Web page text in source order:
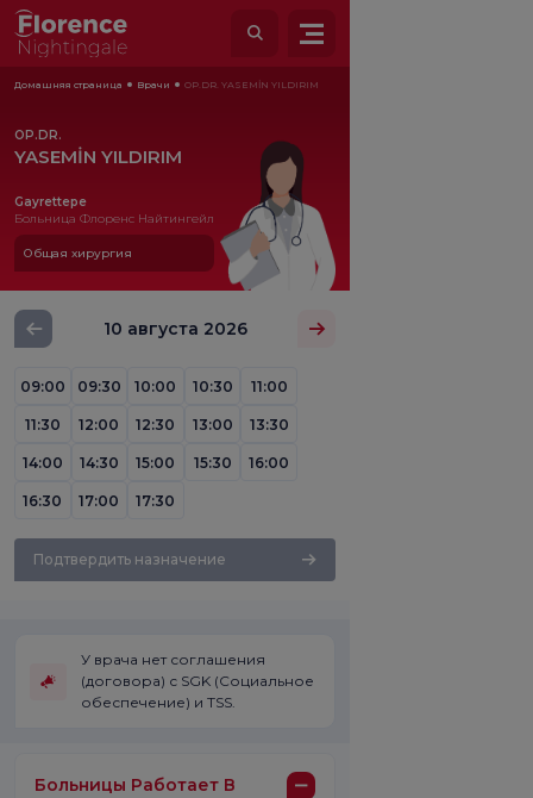
Домашняя страница Врачи OP.DR. YASEMİN YILDIRIM
OP.DR.
YASEMİN YILDIRIM
Gayrettepe
Больница Флоренс Найтингейл
Общая хирургия
10 августа 2026
09:00 09:30 10:00 10:30 11:00
11:30 12:00 12:30 13:00 13:30
14:00 14:30 15:00 15:30 16:00
16:30 17:00 17:30
Подтвердить назначение
У врача нет соглашения
(договора) с SGK (Социальное
обеспечение) и TSS.
Больницы Работает В